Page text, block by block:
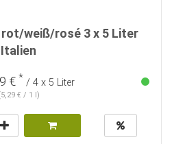
rot/weiß/rosé 3 x 5 Liter
Italien
€ * / 4 x 5 Liter
€ / 1 l)